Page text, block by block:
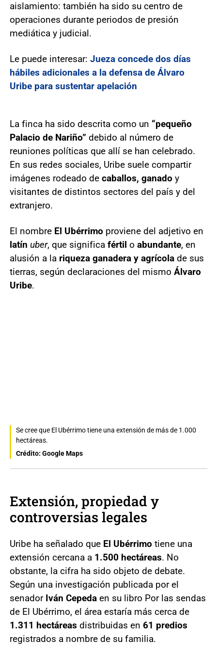
aislamiento: también ha sido su centro de
operaciones durante periodos de presión
mediática y judicial.
Le puede interesar: Jueza concede dos días
hábiles adicionales a la defensa de Álvaro
Uribe para sustentar apelación
La finca ha sido descrita como un “pequeño
Palacio de Nariño” debido al número de
reuniones políticas que allí se han celebrado.
En sus redes sociales, Uribe suele compartir
imágenes rodeado de caballos, ganado y
visitantes de distintos sectores del país y del
extranjero.
El nombre El Ubérrimo proviene del adjetivo en
latín uber, que significa fértil o abundante, en
alusión a la riqueza ganadera y agrícola de sus
tierras, según declaraciones del mismo Álvaro
Uribe.
Se cree que El Ubérrimo tiene una extensión de más de 1.000
hectáreas.
Crédito: Google Maps
Extensión, propiedad y
controversias legales
Uribe ha señalado que El Ubérrimo tiene una
extensión cercana a 1.500 hectáreas. No
obstante, la cifra ha sido objeto de debate.
Según una investigación publicada por el
senador Iván Cepeda en su libro Por las sendas
de El Ubérrimo, el área estaría más cerca de
1.311 hectáreas distribuidas en 61 predios
registrados a nombre de su familia.